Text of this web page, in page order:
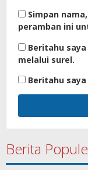
Simpan
peramban ini
Beritahu
melalui surel.
Beritahu
Berita